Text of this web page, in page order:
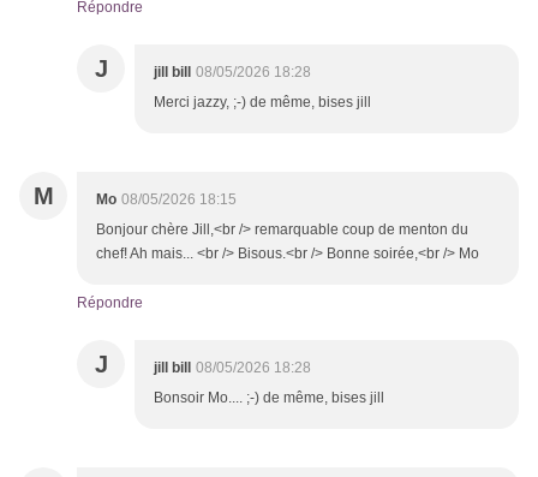
Répondre
J jill bill
08/05/2026 18:28
Merci jazzy, ;-) de même, bises jill
M Mo 08/05/2026 18:15
Bonjour chère Jill,<br /> remarquable coup de menton du
chef! Ah mais... <br /> Bisous.<br /> Bonne soirée,<br /> Mo
Répondre
J jill bill
08/05/2026 18:28
Bonsoir Mo.... ;-) de même, bises jill